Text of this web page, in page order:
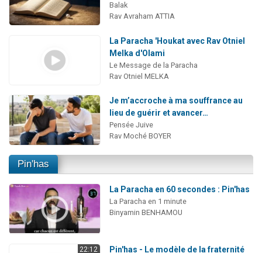
Balak
Rav Avraham ATTIA
La Paracha 'Houkat avec Rav Otniel
Melka d'Olami
Le Message de la Paracha
Rav Otniel MELKA
Je m’accroche à ma souffrance au
lieu de guérir et avancer…
Pensée Juive
Rav Moché BOYER
Pin'has
La Paracha en 60 secondes : Pin'has
La Paracha en 1 minute
Binyamin BENHAMOU
22:12 Pin'has - Le modèle de la fraternité